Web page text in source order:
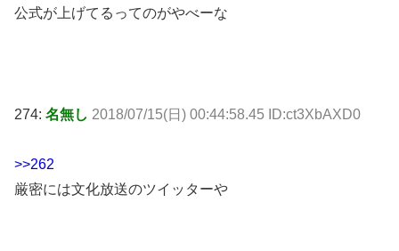
公式が上げてるってのがやべーな
274: 名無し 2018/07/15(日) 00:44:58.45 ID:ct3XbAXD0
>>262
厳密には文化放送のツイッターや